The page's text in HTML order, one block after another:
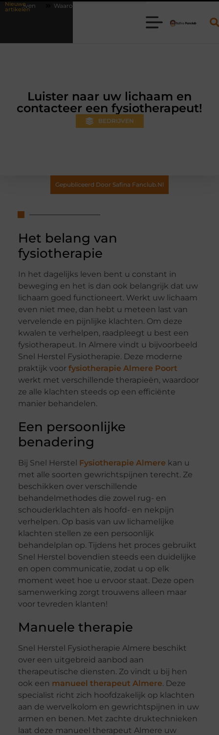
Nieuwe
artikelenonline vlees bestellen steeds gewoner wordt
Luister naar uw lichaam en
contacteer een fysiotherapeut!
BEDRIJVEN
Gepubliceerd Door Safina Fanclub.nl
Het belang van
fysiotherapie
In het dagelijks leven bent u constant in
beweging en het is dan ook belangrijk dat uw
lichaam goed functioneert. Werkt uw lichaam
even niet mee, dan hebt u meteen last van
vervelende en pijnlijke klachten. Om deze
kwalen te verhelpen, raadpleegt u best een
fysiotherapeut. In Almere vindt u bijvoorbeeld
Snel Herstel Fysiotherapie. Deze moderne
praktijk voor fysiotherapie Almere Poort
werkt met verschillende therapieën, waardoor
ze alle klachten steeds op een efficiënte
manier behandelen.
Een persoonlijke
benadering
Bij Snel Herstel Fysiotherapie Almere kan u
met alle soorten gewrichtspijnen terecht. Ze
beschikken over verschillende
behandelmethodes die zowel rug- en
schouderklachten als hoofd- en nekpijn
verhelpen. Op basis van uw lichamelijke
klachten stellen ze een persoonlijk
behandelplan op. Tijdens het proces gebruikt
Snel Herstel bovendien steeds een duidelijke
en open communicatie, zodat u op elk
moment weet hoe u ervoor staat. Deze open
samenwerking zorgt trouwens alleen maar
voor tevreden klanten!
Manuele therapie
Snel Herstel Fysiotherapie Almere beschikt
over een uitgebreid aanbod aan
therapeutische diensten. Zo vindt u bij hen
ook een manueel therapeut Almere. Deze
specialist richt zich hoofdzakelijk op klachten
aan de wervelkolom en gewrichtspijnen in uw
armen en benen. Met zachte druktechnieken
laat deze manueel therapeut Almere uw